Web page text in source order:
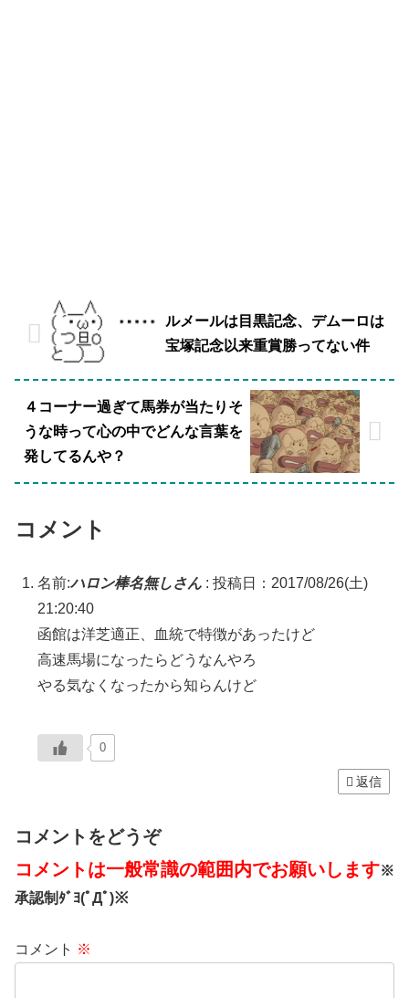
ルメールは目黒記念、デムーロは
宝塚記念以来重賞勝ってない件
４コーナー過ぎて馬券が当たりそ
うな時って心の中でどんな言葉を
発してるんや？
コメント
名前:ハロン棒名無しさん : 投稿日：2017/08/26(土)
21:20:40
函館は洋芝適正、血統で特徴があったけど
高速馬場になったらどうなんやろ
やる気なくなったから知らんけど
0
返信
コメントをどうぞ
コメントは一般常識の範囲内でお願いします※
承認制ﾀﾞﾖ(ﾟДﾟ)※
コメント ※